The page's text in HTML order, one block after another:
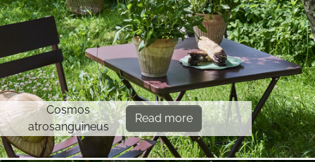
Cosmos
atrosanguineus
Read more